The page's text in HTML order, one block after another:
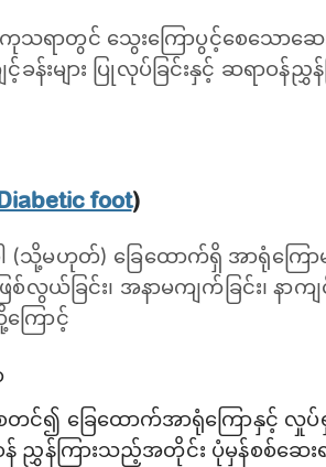
ရာတွင် သွေးကြောပွင့်စေသောဆေးမ
ခန်းများ ပြုလုပ်ခြင်းနှင့် ဆရာဝန်
foot)
သို့မဟုတ်) ခြေထောက်ရှိ အာရုံကြောမ
ယ်ခြင်း၊ အနာမကျက်ခြင်း၊ နာကျ
ကြောင့်
တင်၍ ခြေထောက်အာရုံကြောနှင့် လှုပ်
ညွှန်ကြားသည့်အတိုင်း ပုံမှန်စစ်ဆေ